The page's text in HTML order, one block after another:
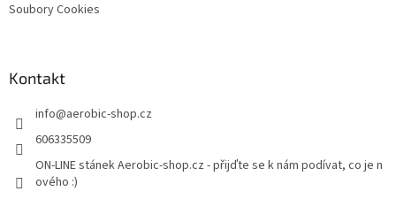
Soubory Cookies
Kontakt
info@aerobic-shop.cz
606335509
ON-LINE stánek Aerobic-shop.cz - přijďte se k nám podívat, co je n
ového :)